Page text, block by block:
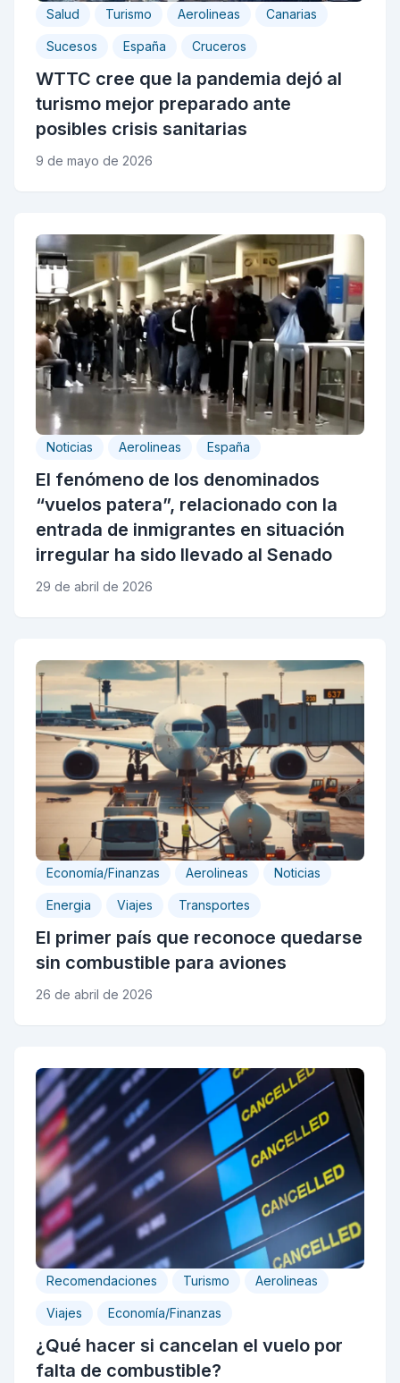
Salud Turismo Aerolineas Canarias
Sucesos España Cruceros
WTTC cree que la pandemia dejó al
turismo mejor preparado ante
posibles crisis sanitarias
9 de mayo de 2026
Noticias Aerolineas España
El fenómeno de los denominados
“vuelos patera”, relacionado con la
entrada de inmigrantes en situación
irregular ha sido llevado al Senado
29 de abril de 2026
Economía/Finanzas Aerolineas Noticias
Energia Viajes Transportes
El primer país que reconoce quedarse
sin combustible para aviones
26 de abril de 2026
Recomendaciones Turismo Aerolineas
Viajes Economía/Finanzas
¿Qué hacer si cancelan el vuelo por
falta de combustible?